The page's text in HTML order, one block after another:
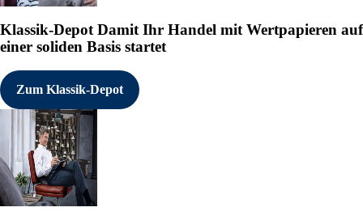
Klassik-DepotDamit Ihr Handel mit Wertpapieren auf
einer soliden Basis startet
Zum Klassik-Depot